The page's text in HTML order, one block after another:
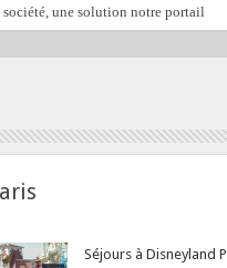
une solution notre portail
Séjours à Disneyland